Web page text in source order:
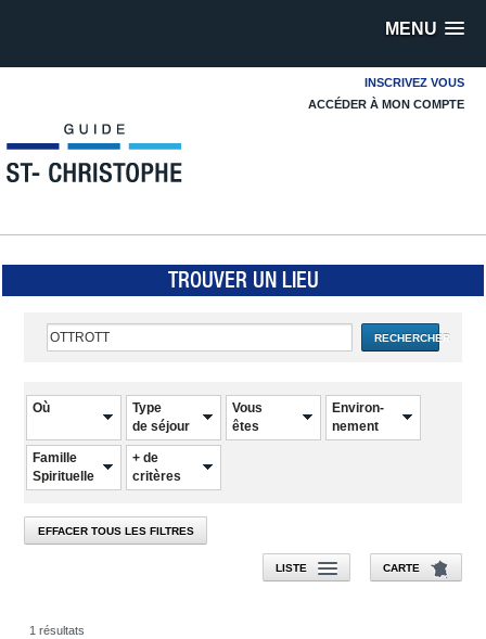
MENU
INSCRIVEZ VOUS
ACCÉDER À MON COMPTE
TROUVER UN LIEU
RECHERCHER
Où
Type
de séjour
Vous
êtes
Environ-
nement
Famille
Spirituelle
+ de
critères
EFFACER TOUS LES FILTRES
LISTE CARTE
1 résultats